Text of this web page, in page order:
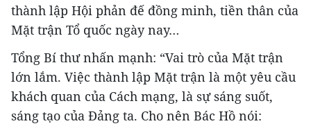
thành lập Hội phản đế đồng minh, tiền thân của
Mặt trận Tổ quốc ngày nay…
Tổng Bí thư nhấn mạnh: “Vai trò của Mặt trận
lớn lắm. Việc thành lập Mặt trận là một yêu cầu
khách quan của Cách mạng, là sự sáng suốt,
sáng tạo của Đảng ta. Cho nên Bác Hồ nói: